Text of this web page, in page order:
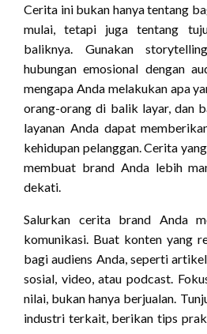
Cerita ini bukan hanya tentang
mulai, tetapi juga tentang
baliknya. Gunakan
hubungan emosional dengan
mengapa Anda melakukan apa
orang-orang di balik layar, dan
layanan Anda dapat
kehidupan pelanggan. Cerita
membuat brand Anda lebih
dekati.
Salurkan cerita brand Anda
komunikasi. Buat konten yang
bagi audiens Anda, seperti
sosial, video, atau podcast.
nilai, bukan hanya berjualan.
industri terkait, berikan tips